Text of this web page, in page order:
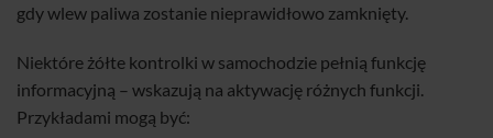
gdy wlew paliwa zostanie nieprawidłowo zamknięty.
Niektóre żółte kontrolki w samochodzie pełnią funkcję
informacyjną – wskazują na aktywację różnych funkcji.
Przykładami mogą być: